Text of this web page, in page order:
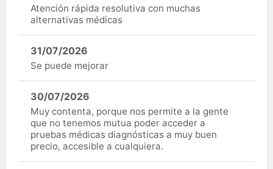
Atención rápida resolutiva con muchas
alternativas médicas
31/07/2026
Se puede mejorar
30/07/2026
Muy contenta, porque nos permite a la gente
que no tenemos mutua poder acceder a
pruebas médicas diagnósticas a muy buen
precio, accesible a cualquiera.